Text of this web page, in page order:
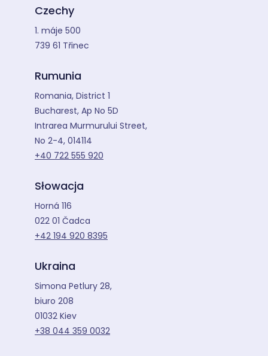
Czechy
1. máje 500
739 61 Třinec
Rumunia
Romania, District 1
Bucharest, Ap No 5D
Intrarea Murmurului Street,
No 2-4, 014114
+40 722 555 920
Słowacja
Horná 116
022 01 Čadca
+42 194 920 8395
Ukraina
Simona Petlury 28,
biuro 208
01032 Kiev
+38 044 359 0032